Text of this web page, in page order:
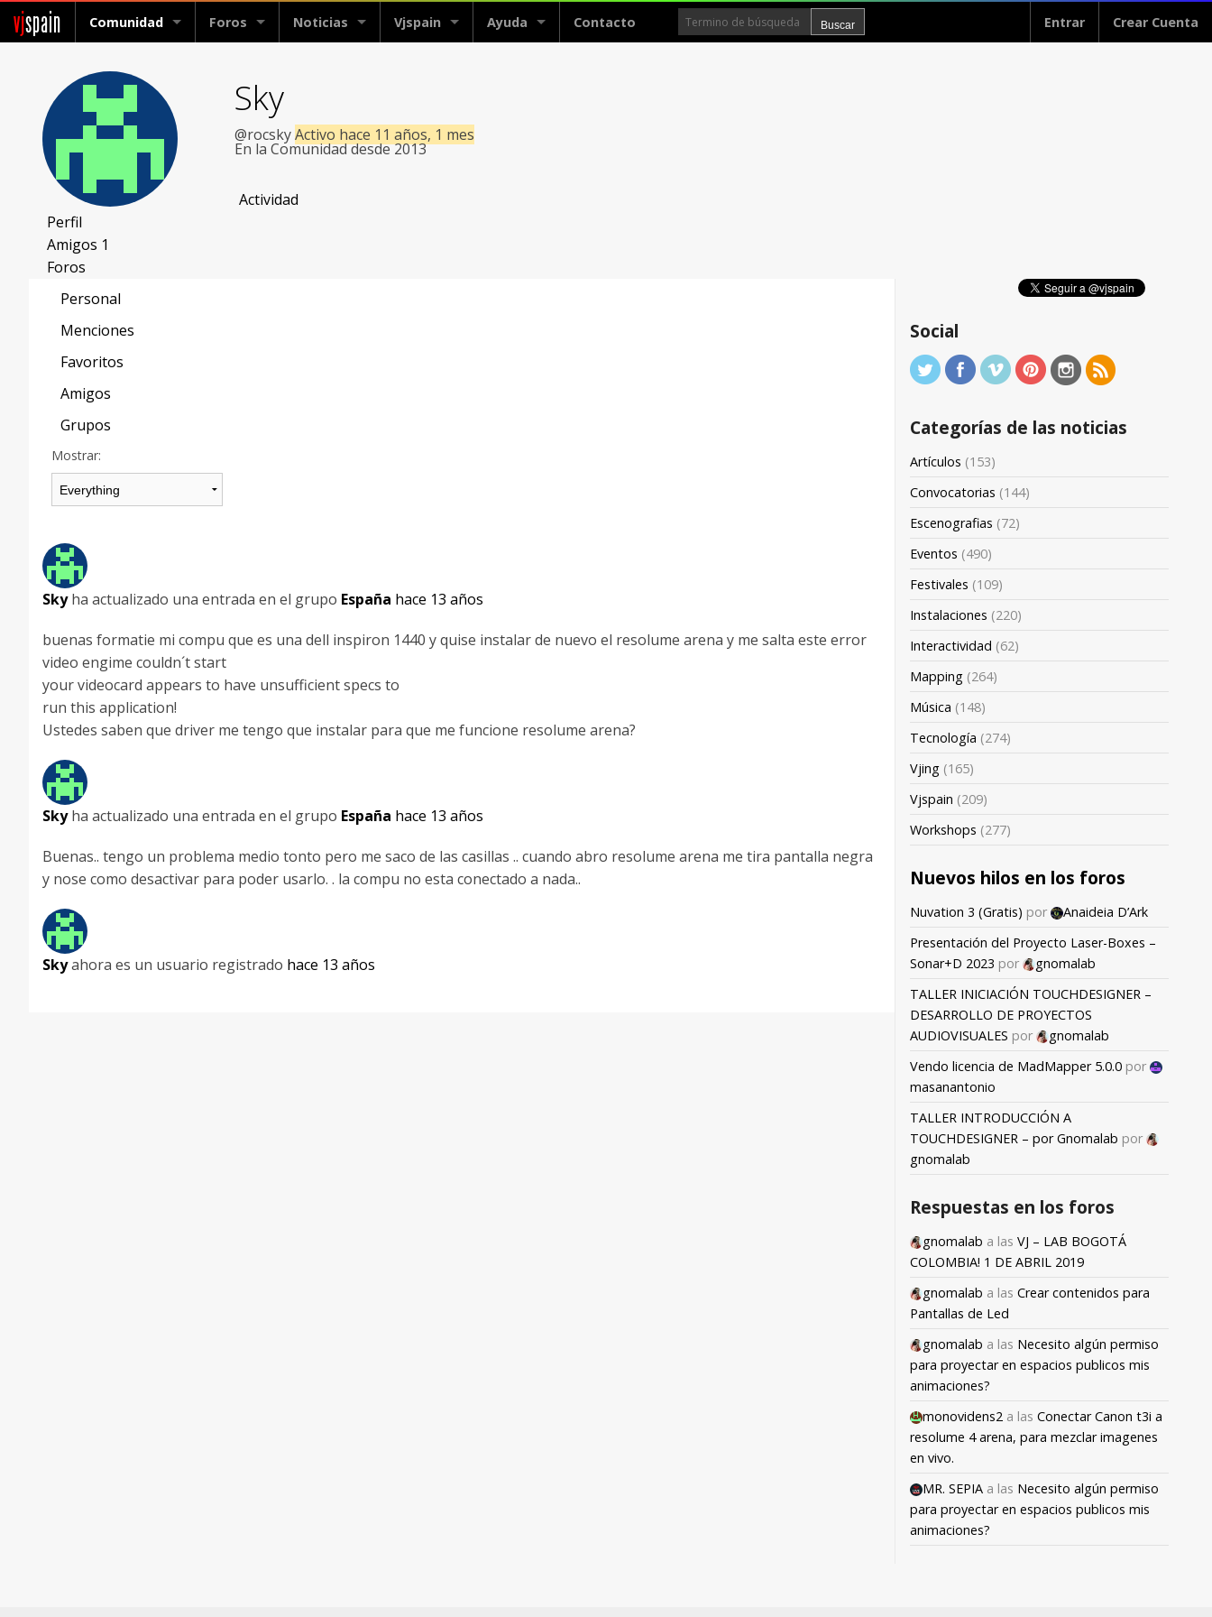
vjspain Comunidad Foros Noticias Vjspain Ayuda Contacto Entrar Crear Cuenta
Sky
@rocskyActivo hace 11 años, 1 mes
En la Comunidad desde 2013
Actividad
Perfil
Amigos 1
Foros
Personal
Menciones
Favoritos
Amigos
Grupos
Mostrar:
Skyha actualizado una entrada en el grupo España hace 13 años
buenas formatie mi compu que es una dell inspiron 1440 y quise instalar de nuevo el resolume arena y me salta este error
video engime couldn´t start
your videocard appears to have unsufficient specs to
run this application!
Ustedes saben que driver me tengo que instalar para que me funcione resolume arena?
Skyha actualizado una entrada en el grupo España hace 13 años
Buenas.. tengo un problema medio tonto pero me saco de las casillas .. cuando abro resolume arena me tira pantalla negra
y nose como desactivar para poder usarlo. . la compu no esta conectado a nada..
Skyahora es un usuario registrado hace 13 años
Social
Categorías de las noticias
Artículos (153)
Convocatorias (144)
Escenografias (72)
Eventos (490)
Festivales (109)
Instalaciones (220)
Interactividad (62)
Mapping (264)
Música (148)
Tecnología (274)
Vjing (165)
Vjspain (209)
Workshops (277)
Nuevos hilos en los foros
Nuvation 3 (Gratis) por
Anaideia D’Ark
Presentación del Proyecto Laser-Boxes –
Sonar+D 2023 por
gnomalab
TALLER INICIACIÓN TOUCHDESIGNER –
DESARROLLO DE PROYECTOS
AUDIOVISUALES por
gnomalab
Vendo licencia de MadMapper 5.0.0 por
masanantonio
TALLER INTRODUCCIÓN A
TOUCHDESIGNER – por Gnomalab por
gnomalab
Respuestas en los foros
gnomalab a las VJ – LAB BOGOTÁ
COLOMBIA! 1 DE ABRIL 2019
gnomalab a las Crear contenidos para
Pantallas de Led
gnomalab a las Necesito algún permiso
para proyectar en espacios publicos mis
animaciones?
monovidens2 a las Conectar Canon t3i a
resolume 4 arena, para mezclar imagenes
en vivo.
MR. SEPIA a las Necesito algún permiso
para proyectar en espacios publicos mis
animaciones?